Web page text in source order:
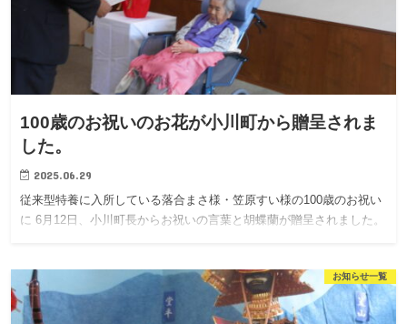
100歳のお祝いのお花が小川町から贈呈されま
した。
2025.06.29
従来型特養に入所している落合まさ様・笠原すい様の100歳のお祝い
に 6月12日、小川町長からお祝いの言葉と胡蝶蘭が贈呈されました。
お知らせ一覧